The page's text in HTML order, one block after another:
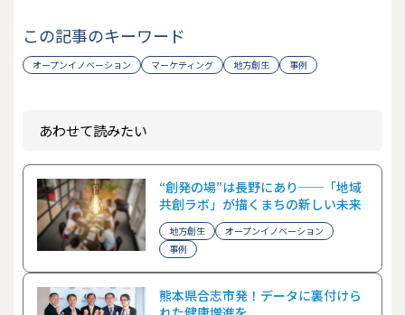
この記事のキーワード
オープンイノベーション マーケティング 地方創生 事例
あわせて読みたい
“創発の場”は長野にあり──「地域
共創ラボ」が描くまちの新しい未来
地方創生
オープンイノベーション
事例
熊本県合志市発！データに裏付けら